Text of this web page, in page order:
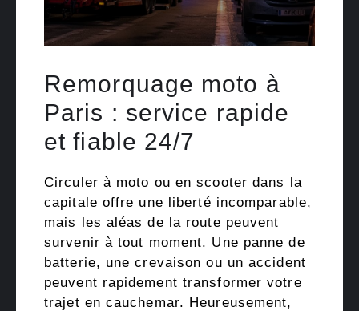
Remorquage moto à
Paris : service rapide
et fiable 24/7
Circuler à moto ou en scooter dans la
capitale offre une liberté incomparable,
mais les aléas de la route peuvent
survenir à tout moment. Une panne de
batterie, une crevaison ou un accident
peuvent rapidement transformer votre
trajet en cauchemar. Heureusement,